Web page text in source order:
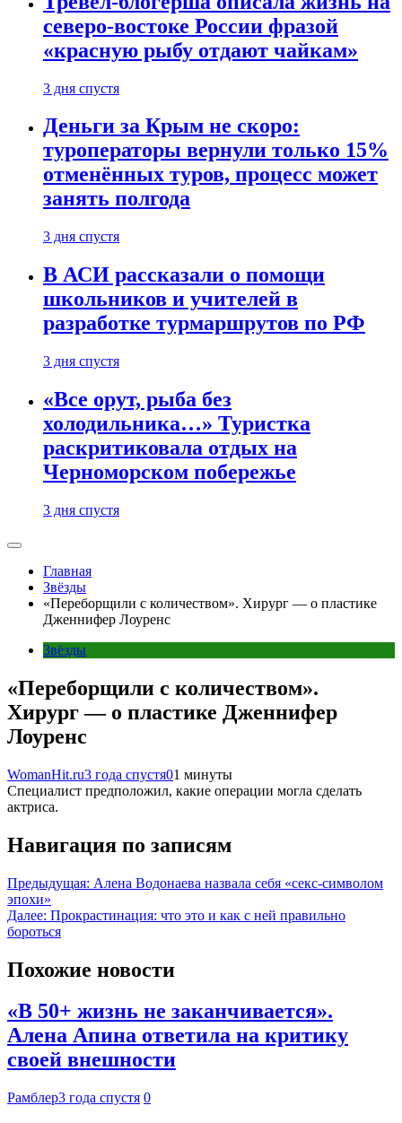
северо-востоке России фразой
«красную рыбу отдают чайкам»
3 дня спустя
Деньги за Крым не скоро:
туроператоры вернули только 15%
отменённых туров, процесс может
занять полгода
3 дня спустя
В АСИ рассказали о помощи
школьников и учителей в
разработке турмаршрутов по РФ
3 дня спустя
«Все орут, рыба без
холодильника…» Туристка
раскритиковала отдых на
Черноморском побережье
3 дня спустя
Главная
Звёзды
«Переборщили с количеством». Хирург — о пластике
Дженнифер Лоуренс
Звёзды
«Переборщили с количеством».
Хирург — о пластике Дженнифер
Лоуренс
WomanHit.ru3 года спустя01 минуты
Специалист предположил, какие операции могла сделать
актриса.
Навигация по записям
Предыдущая: Алена Водонаева назвала себя «секс-символом
эпохи»
Далее: Прокрастинация: что это и как с ней правильно
бороться
Похожие новости
«В 50+ жизнь не заканчивается».
Алена Апина ответила на критику
своей внешности
Рамблер3 года спустя 0